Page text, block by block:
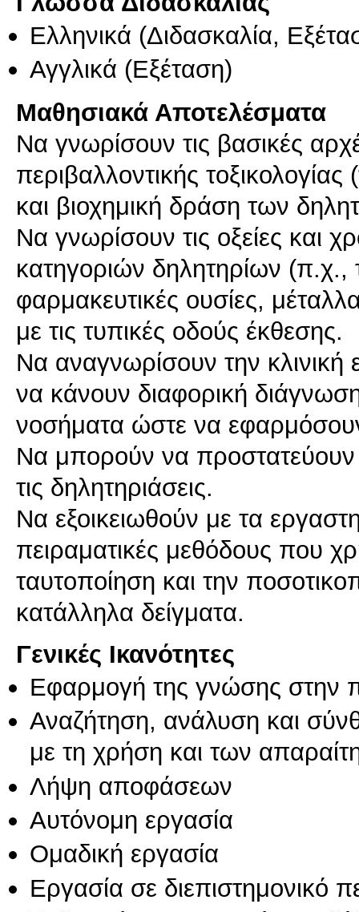
Ελληνικά (Διδασκαλία,
Αγγλικά (Εξέταση)
Μαθησιακά Αποτελέσματα
Να γνωρίσουν τις βασικές
περιβαλλοντικής τοξικολογίας
και βιοχημική δράση των
Να γνωρίσουν τις οξείες και
κατηγοριών δηλητηρίων
φαρμακευτικές ουσίες,
με τις τυπικές οδούς έκθεσης.
Να αναγνωρίσουν την
να κάνουν διαφορική
νοσήματα ώστε να
Να μπορούν να
τις δηλητηριάσεις.
Να εξοικειωθούν με τα
πειραματικές μεθόδους που
ταυτοποίηση και την
κατάλληλα δείγματα.
Γενικές Ικανότητες
Εφαρμογή της γνώσης στην
Αναζήτηση, ανάλυση και
με τη χρήση και των
Λήψη αποφάσεων
Αυτόνομη εργασία
Ομαδική εργασία
Εργασία σε διεπιστημονικό